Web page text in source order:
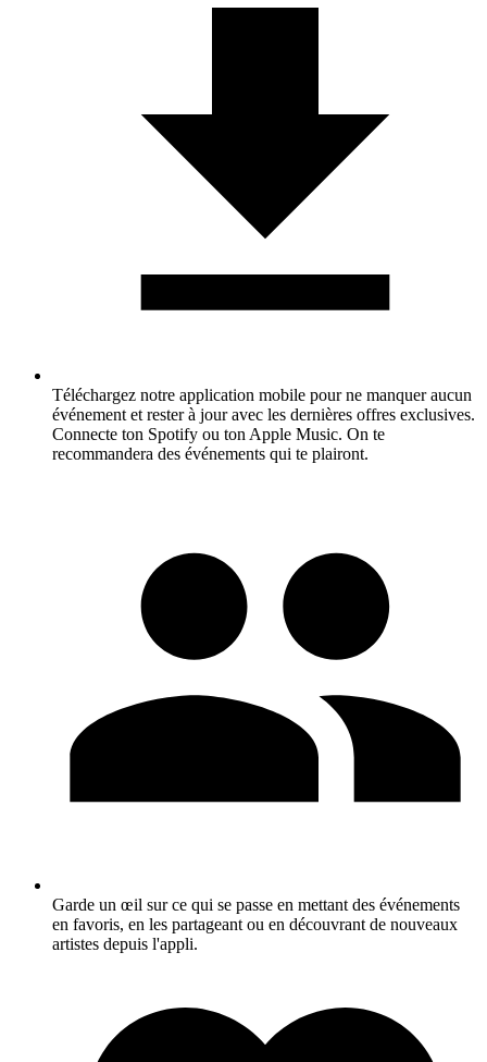
Téléchargez notre application mobile pour ne manquer aucun
événement et rester à jour avec les dernières offres exclusives.
Connecte ton Spotify ou ton Apple Music. On te
recommandera des événements qui te plairont.
Garde un œil sur ce qui se passe en mettant des événements
en favoris, en les partageant ou en découvrant de nouveaux
artistes depuis l'appli.